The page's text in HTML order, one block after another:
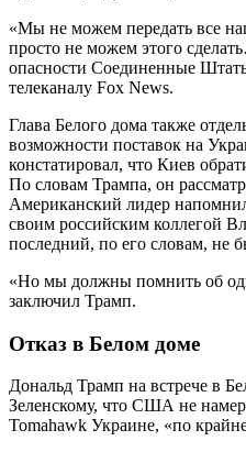
«Мы не можем передать все
просто не можем этого
опасности Соединенные
телеканалу Fox News.
Глава Белого дома также
возможности поставок на
констатировал, что Киев
По словам Трампа, он
Американский лидер
своим российским коллегой
последний, по его словам, не
«Но мы должны помнить об
заключил Трамп.
Отказ в Белом доме
Дональд Трамп на встрече в
Зеленскому, что США не
Tomahawk Украине, «по